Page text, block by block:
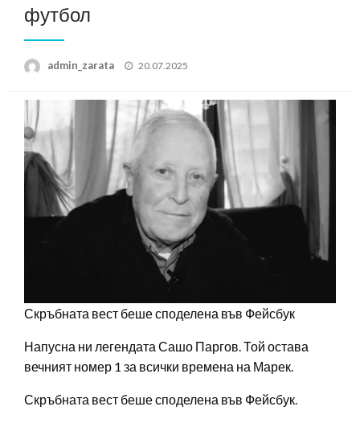
футбол
admin_zarata
Posted
20.07.2025
Скръбната вест беше споделена във Фейсбук
Напусна ни легендата Сашо Паргов. Той остава
вечният номер 1 за всички времена на Марек.
Скръбната вест беше споделена във Фейсбук.